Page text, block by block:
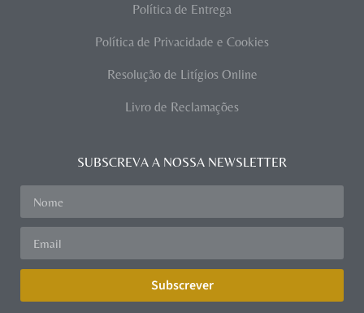
Política de Entrega
Política de Privacidade e Cookies
Resolução de Litígios Online
Livro de Reclamações
SUBSCREVA A NOSSA NEWSLETTER
Subscrever